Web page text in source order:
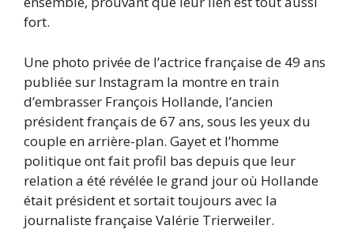
fort.
Une photo privée de l’actrice française de 49 ans
publiée sur Instagram la montre en train
d’embrasser François Hollande, l’ancien
président français de 67 ans, sous les yeux du
couple en arrière-plan. Gayet et l’homme
politique ont fait profil bas depuis que leur
relation a été révélée le grand jour où Hollande
était président et sortait toujours avec la
journaliste française Valérie Trierweiler.